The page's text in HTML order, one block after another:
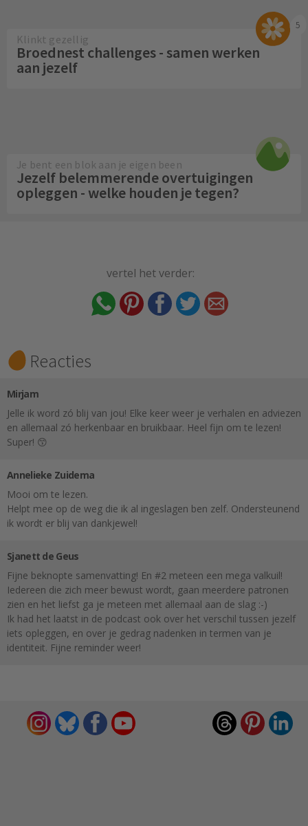
5
Klinkt gezellig
Broednest challenges - samen werken
aan jezelf
Je bent een blok aan je eigen been
Jezelf belemmerende overtuigingen
opleggen - welke houden je tegen?
vertel het verder:
Reacties
Mirjam
Jelle ik word zó blij van jou! Elke keer weer je verhalen en adviezen
en allemaal zó herkenbaar en bruikbaar. Heel fijn om te lezen!
Super! 😙
Annelieke Zuidema
Mooi om te lezen.
Helpt mee op de weg die ik al ingeslagen ben zelf. Ondersteunend
ik wordt er blij van dankjewel!
Sjanett de Geus
Fijne beknopte samenvatting! En #2 meteen een mega valkuil!
Iedereen die zich meer bewust wordt, gaan meerdere patronen
zien en het liefst ga je meteen met allemaal aan de slag :-)
Ik had het laatst in de podcast ook over het verschil tussen jezelf
iets opleggen, en over je gedrag nadenken in termen van je
identiteit. Fijne reminder weer!